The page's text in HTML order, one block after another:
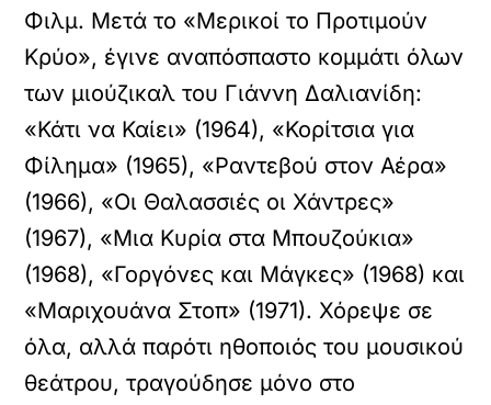
Φιλμ. Μετά το «Μερικοί το Προτιμούν
Κρύο», έγινε αναπόσπαστο κομμάτι όλων
των μιούζικαλ του Γιάννη Δαλιανίδη:
«Κάτι να Καίει» (1964), «Κορίτσια για
Φίλημα» (1965), «Ραντεβού στον Αέρα»
(1966), «Οι Θαλασσιές οι Χάντρες»
(1967), «Μια Κυρία στα Μπουζούκια»
(1968), «Γοργόνες και Μάγκες» (1968) και
«Μαριχουάνα Στοπ» (1971). Χόρεψε σε
όλα, αλλά παρότι ηθοποιός του μουσικού
θεάτρου, τραγούδησε μόνο στο